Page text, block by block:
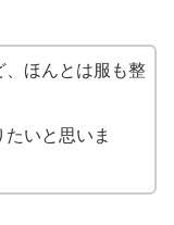
、ほんとは服も整
いと思いま